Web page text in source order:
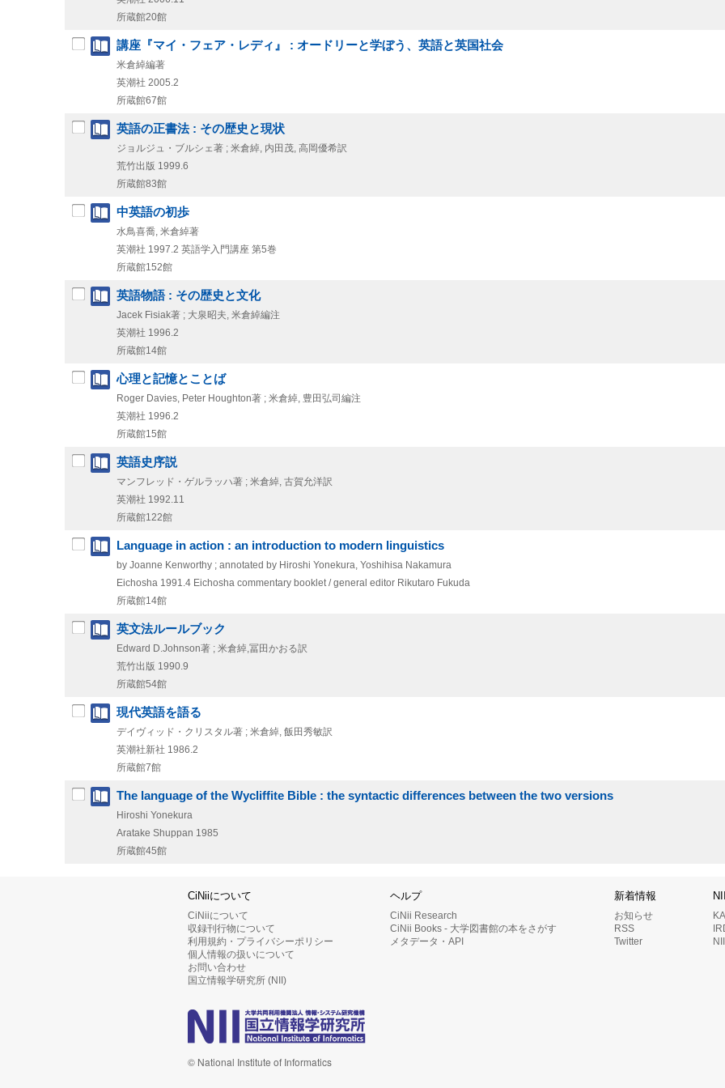
所蔵館20館
講座『マイ・フェア・レディ』 : オードリーと学ぼう、英語と英国社会
米倉綽編著
英潮社 2005.2
所蔵館67館
英語の正書法 : その歴史と現状
ジョルジュ・ブルシェ著 ; 米倉綽, 内田茂, 高岡優希訳
荒竹出版 1999.6
所蔵館83館
中英語の初歩
水鳥喜喬, 米倉綽著
英潮社 1997.2 英語学入門講座 第5巻
所蔵館152館
英語物語 : その歴史と文化
Jacek Fisiak著 ; 大泉昭夫, 米倉綽編注
英潮社 1996.2
所蔵館14館
心理と記憶とことば
Roger Davies, Peter Houghton著 ; 米倉綽, 豊田弘司編注
英潮社 1996.2
所蔵館15館
英語史序説
マンフレッド・ゲルラッハ著 ; 米倉綽, 古賀允洋訳
英潮社 1992.11
所蔵館122館
Language in action : an introduction to modern linguistics
by Joanne Kenworthy ; annotated by Hiroshi Yonekura, Yoshihisa Nakamura
Eichosha 1991.4 Eichosha commentary booklet / general editor Rikutaro Fukuda
所蔵館14館
英文法ルールブック
Edward D.Johnson著 ; 米倉綽,冨田かおる訳
荒竹出版 1990.9
所蔵館54館
現代英語を語る
デイヴィッド・クリスタル著 ; 米倉綽, 飯田秀敏訳
英潮社新社 1986.2
所蔵館7館
The language of the Wycliffite Bible : the syntactic differences between the two versions
Hiroshi Yonekura
Aratake Shuppan 1985
所蔵館45館
CiNiiについて
CiNiiについて
収録刊行物について
利用規約・プライバシーポリシー
個人情報の扱いについて
お問い合わせ
国立情報学研究所 (NII)
ヘルプ
CiNii Research
CiNii Books - 大学図書館の本をさがす
メタデータ・API
新着情報
お知らせ
RSS
Twitter
© National Institute of Informatics